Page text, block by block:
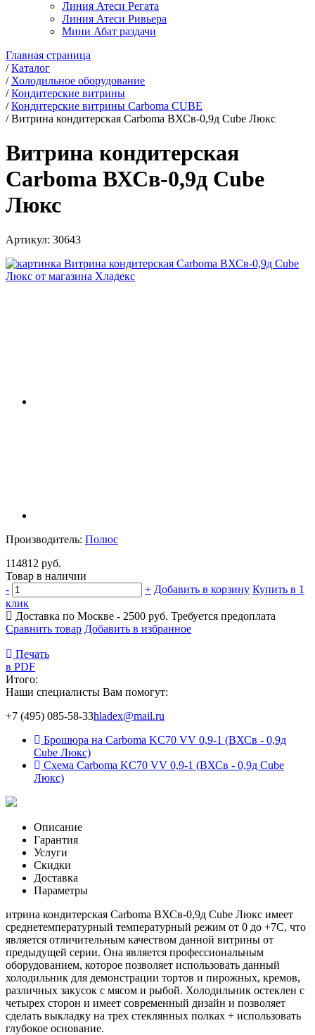
Линия Атеси Регата
Линия Атеси Ривьера
Мини Абат раздачи
Главная страница
/Каталог
/ Холодильное оборудование
/Кондитерские витрины
/Кондитерские витрины Carboma CUBE
/Витрина кондитерская Carboma ВХСв-0,9д Cube Люкс
Витрина кондитерская
Carboma ВХСв-0,9д Cube
Люкс
Артикул: 30643
Производитель: Полюс
114812 руб.
Товар в наличии
-
+ Добавить в корзину Купить в 1
клик
Доставка по Москве - 2500 руб. Требуется предоплата
Сравнить товар Добавить в избранное
Печать
в PDF
Итого:
Наши специалисты Вам помогут:
+7 (495) 085-58-33hladex@mail.ru
Брошюра на Carboma KC70 VV 0,9-1 (ВХСв - 0,9д
Cube Люкс)
Схема Carboma KC70 VV 0,9-1 (ВХСв - 0,9д Cube
Люкс)
Описание
Гарантия
Услуги
Скидки
Доставка
Параметры
итрина кондитерская Carboma ВХСв-0,9д Cube Люкс имеет
среднетемпературный температурный режим от 0 до +7С, что
является отличительным качеством данной витрины от
предыдущей серии. Она является профессиональным
оборудованием, которое позволяет использовать данный
холодильник для демонстрации тортов и пирожных, кремов,
различных закусок с мясом и рыбой. Холодильник остеклен с
четырех сторон и имеет современный дизайн и позволяет
сделать выкладку на трех стеклянных полках + использовать
глубокое основание.